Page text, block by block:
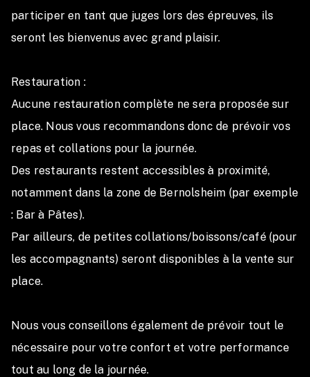
contact : tribokcrossfitkids@gmail.com
participer en tant que juges lors des épreuves, ils
seront les bienvenus avec grand plaisir.
Restauration :
Aucune restauration complète ne sera proposée sur
place. Nous vous recommandons donc de prévoir vos
repas et collations pour la journée.
Des restaurants restent accessibles à proximité,
notamment dans la zone de Bernolsheim (par exemple
: Bar à Pâtes).
Par ailleurs, de petites collations/boissons/café (pour
les accompagnants) seront disponibles à la vente sur
place.
Nous vous conseillons également de prévoir tout le
nécessaire pour votre confort et votre performance
tout au long de la journée.